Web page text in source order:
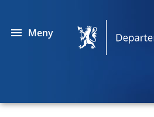
innholdMeny